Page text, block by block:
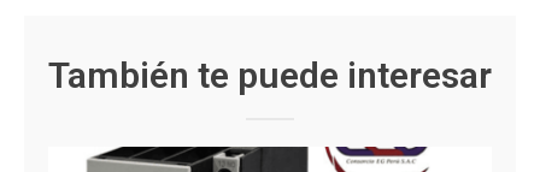
También te puede interesar